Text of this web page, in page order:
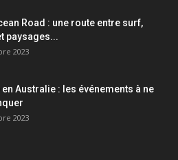
Road : une route entre surf,
paysages...
2023
Australie : les événements à ne
2023